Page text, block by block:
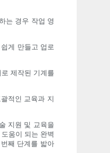
는 경우 작업 영
게 만들고 업로
제작된 기계를
적인 교육과 지
지원 및 교육을
움이 되는 완벽
째 단계를 밟아